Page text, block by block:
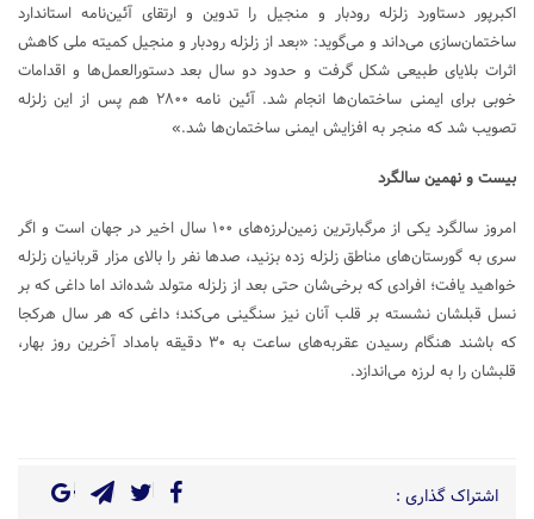
اکبرپور دستاورد زلزله رودبار و منجیل را تدوین و ارتقای آئین‌نامه استاندارد
ساختمان‌سازی می‌داند و می‌گوید: «بعد از زلزله رودبار و منجیل کمیته ملی کاهش
اثرات بلایای طبیعی شکل گرفت و حدود دو سال بعد دستورالعمل‌ها و اقدامات
خوبی برای ایمنی ساختمان‌ها انجام شد. آئین نامه ۲۸۰۰ هم پس از این زلزله
تصویب شد که منجر به افزایش ایمنی ساختمان‌ها شد.»
بیست و نهمین سالگرد
امروز سالگرد یکی از مرگبارترین زمین‌لرزه‌های ۱۰۰ سال اخیر در جهان است و اگر
سری به گورستان‌های مناطق زلزله زده بزنید، صدها نفر را بالای مزار قربانیان زلزله
خواهید یافت؛ افرادی که برخی‌شان حتی بعد از زلزله متولد شده‌اند اما داغی که بر
نسل قبلشان نشسته بر قلب آنان نیز سنگینی می‌کند؛ داغی که هر سال هرکجا
که باشند هنگام رسیدن عقربه‌های ساعت به ۳۰ دقیقه بامداد آخرین روز بهار،
قلبشان را به لرزه می‌اندازد.
اشتراک گذاری :